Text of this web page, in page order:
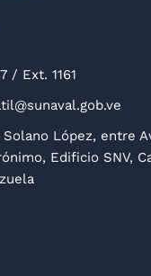
/ Ext. 1161
Solano López, entre
Edificio SNV,